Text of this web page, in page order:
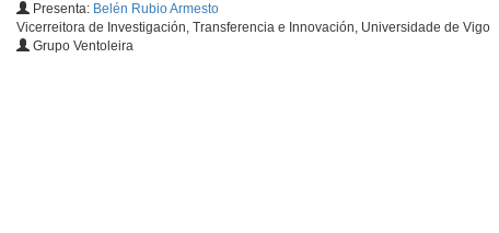
Presenta: Belén Rubio Armesto
Vicerreitora de Investigación, Transferencia e Innovación, Universidade de Vigo
Grupo Ventoleira